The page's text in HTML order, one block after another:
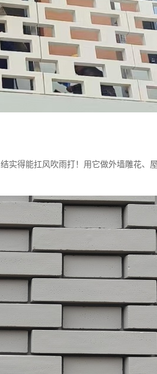
实得能扛风吹雨打！用它做外墙雕花、